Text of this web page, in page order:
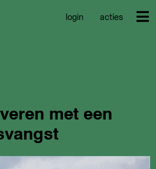
login acties
met een